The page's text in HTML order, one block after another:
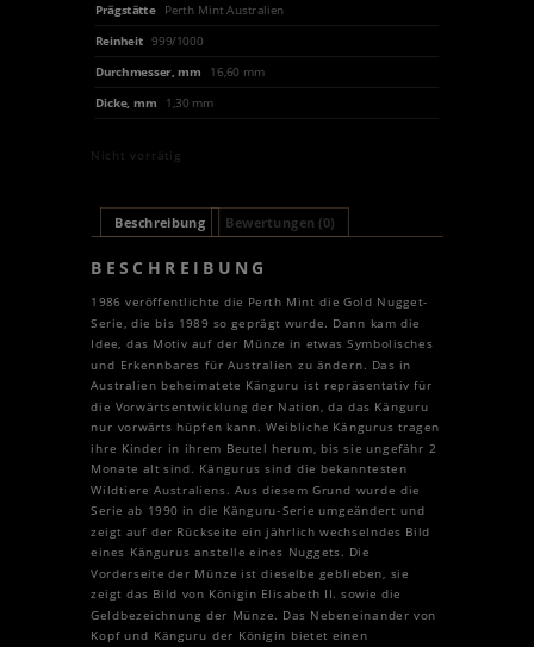
Prägstätte
Perth Mint Australien
Reinheit 999/1000
Durchmesser, mm
16,60 mm
Dicke, mm
1,30 mm
Nicht vorrätig
Beschreibung Bewertungen (0)
BESCHREIBUNG
1986 veröffentlichte die Perth Mint die Gold Nugget-
Serie, die bis 1989 so geprägt wurde. Dann kam die
Idee, das Motiv auf der Münze in etwas Symbolisches
und Erkennbares für Australien zu ändern. Das in
Australien beheimatete Känguru ist repräsentativ für
die Vorwärtsentwicklung der Nation, da das Känguru
nur vorwärts hüpfen kann. Weibliche Kängurus tragen
ihre Kinder in ihrem Beutel herum, bis sie ungefähr 2
Monate alt sind. Kängurus sind die bekanntesten
Wildtiere Australiens. Aus diesem Grund wurde die
Serie ab 1990 in die Känguru-Serie umgeändert und
zeigt auf der Rückseite ein jährlich wechselndes Bild
eines Kängurus anstelle eines Nuggets. Die
Vorderseite der Münze ist dieselbe geblieben, sie
zeigt das Bild von Königin Elisabeth II. sowie die
Geldbezeichnung der Münze. Das Nebeneinander von
Kopf und Känguru der Königin bietet einen